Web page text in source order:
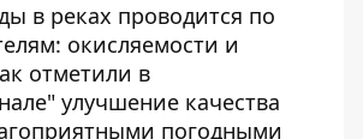
в реках проводится по
окисляемости и
отметили в
улучшение качества
погодными